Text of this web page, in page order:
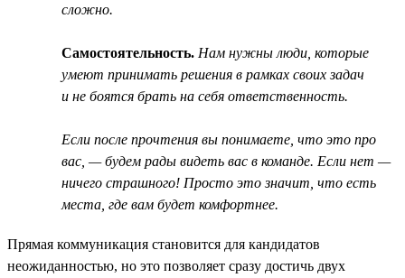
сложно.
Самостоятельность. Нам нужны люди, которые
умеют принимать решения в рамках своих задач
и не боятся брать на себя ответственность.
Если после прочтения вы понимаете, что это про
вас, — будем рады видеть вас в команде. Если нет —
ничего страшного! Просто это значит, что есть
места, где вам будет комфортнее.
Прямая коммуникация становится для кандидатов
неожиданностью, но это позволяет сразу достичь двух